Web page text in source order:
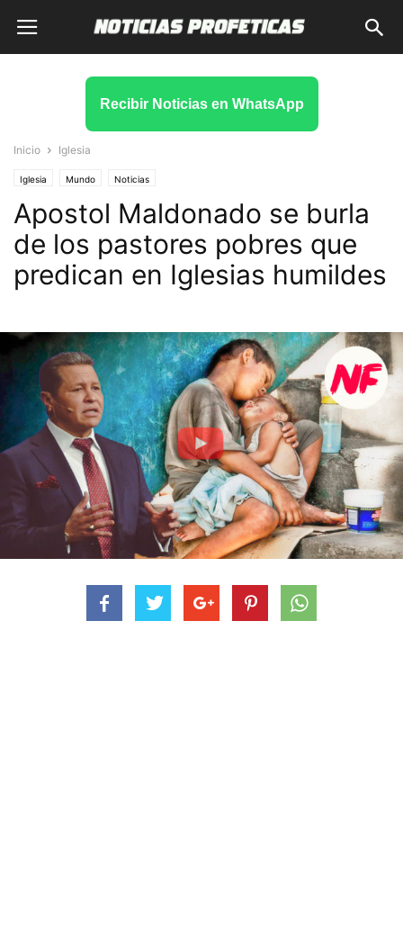
Recibir Noticias en WhatsApp
Inicio Iglesia
Iglesia Mundo Noticias
Apostol Maldonado se burla
de los pastores pobres que
predican en Iglesias humildes